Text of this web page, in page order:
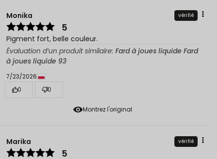
Montrez l'original
Monika vérifié
5
Pigment fort, belle couleur.
Évaluation d’un produit similaire: Fard à joues liquide Fard
à joues liquide 93
7/23/2026
0
0
Marika vérifié
5